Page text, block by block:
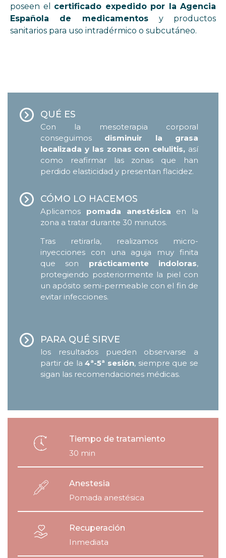
poseen el certificado expedido por la Agencia
Española de medicamentos y productos
sanitarios para uso intradérmico o subcutáneo.
QUÉ ES
Con la mesoterapia corporal
conseguimos disminuir la grasa
localizada y las zonas con celulitis, así
como reafirmar las zonas que han
perdido elasticidad y presentan flacidez.
CÓMO LO HACEMOS
Aplicamos pomada anestésica en la
zona a tratar durante 30 minutos.
Tras retirarla, realizamos micro-
inyecciones con una aguja muy finita
que son prácticamente indoloras,
protegiendo posteriormente la piel con
un apósito semi-permeable con el fin de
evitar infecciones.
PARA QUÉ SIRVE
los resultados pueden observarse a
partir de la4ª-5ª sesión, siempre que se
sigan las recomendaciones médicas.
Tiempo de tratamiento
30 min
Anestesia
Pomada anestésica
Recuperación
Inmediata